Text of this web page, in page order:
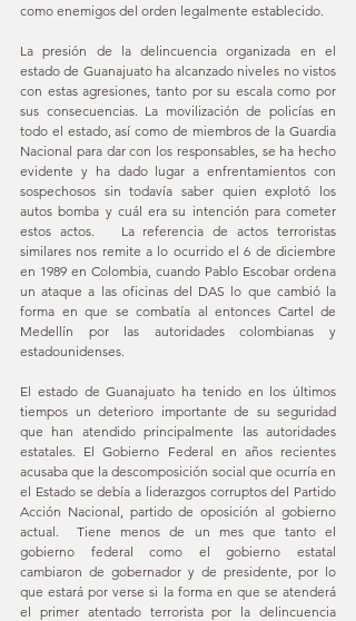
como enemigos del orden legalmente establecido.
La presión de la delincuencia organizada en el
estado de Guanajuato ha alcanzado niveles no vistos
con estas agresiones, tanto por su escala como por
sus consecuencias. La movilización de policías en
todo el estado, así como de miembros de la Guardia
Nacional para dar con los responsables, se ha hecho
evidente y ha dado lugar a enfrentamientos con
sospechosos sin todavía saber quien explotó los
autos bomba y cuál era su intención para cometer
estos actos.   La referencia de actos terroristas
similares nos remite a lo ocurrido el 6 de diciembre
en 1989 en Colombia, cuando Pablo Escobar ordena
un ataque a las oficinas del DAS lo que cambió la
forma en que se combatía al entonces Cartel de
Medellín por las autoridades colombianas y
estadounidenses.
El estado de Guanajuato ha tenido en los últimos
tiempos un deterioro importante de su seguridad
que han atendido principalmente las autoridades
estatales. El Gobierno Federal en años recientes
acusaba que la descomposición social que ocurría en
el Estado se debía a liderazgos corruptos del Partido
Acción Nacional, partido de oposición al gobierno
actual.  Tiene menos de un mes que tanto el
gobierno federal como el gobierno estatal
cambiaron de gobernador y de presidente, por lo
que estará por verse si la forma en que se atenderá
el primer atentado terrorista por la delincuencia